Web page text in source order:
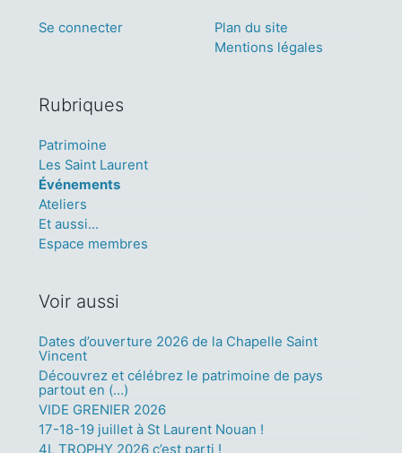
Se connecter
Plan du site
Mentions légales
Rubriques
Patrimoine
Les Saint Laurent
Événements
Ateliers
Et aussi...
Espace membres
Voir aussi
Dates d’ouverture 2026 de la Chapelle Saint
Vincent
Découvrez et célébrez le patrimoine de pays
partout en (…)
VIDE GRENIER 2026
17-18-19 juillet à St Laurent Nouan !
4L TROPHY 2026 c’est parti !